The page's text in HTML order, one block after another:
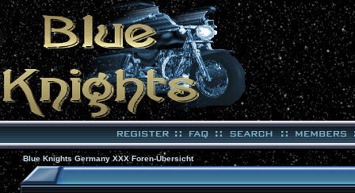
Blue Knights Germany XXX Foren-Übersicht